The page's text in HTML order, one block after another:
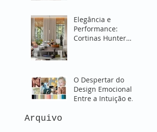
Elegância e
Performance:
Cortinas Hunter
O Despertar do
Design Emocional:
Entre a Intuição e o
Arquivo